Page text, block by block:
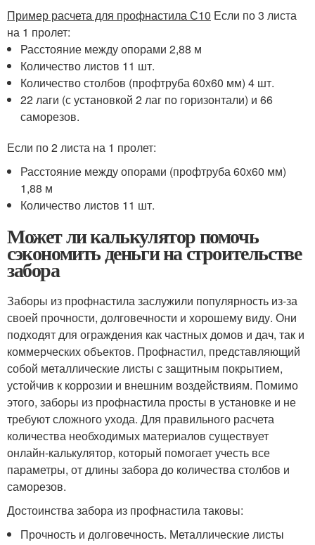
Пример расчета для профнастила С10 Если по 3 листа
на 1 пролет:
Расстояние между опорами 2,88 м
Количество листов 11 шт.
Количество столбов (профтруба 60х60 мм) 4 шт.
22 лаги (с установкой 2 лаг по горизонтали) и 66
саморезов.
Если по 2 листа на 1 пролет:
Расстояние между опорами (профтруба 60х60 мм)
1,88 м
Количество листов 11 шт.
Может ли калькулятор помочь
сэкономить деньги на строительстве
забора
Заборы из профнастила заслужили популярность из-за
своей прочности, долговечности и хорошему виду. Они
подходят для ограждения как частных домов и дач, так и
коммерческих объектов. Профнастил, представляющий
собой металлические листы с защитным покрытием,
устойчив к коррозии и внешним воздействиям. Помимо
этого, заборы из профнастила просты в установке и не
требуют сложного ухода. Для правильного расчета
количества необходимых материалов существует
онлайн-калькулятор, который помогает учесть все
параметры, от длины забора до количества столбов и
саморезов.
Достоинства забора из профнастила таковы:
Прочность и долговечность. Металлические листы